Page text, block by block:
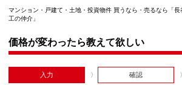
マンション・戸建て・土地・投資物件 買うなら・売るなら「長
工の仲介」
価格が変わったら教えて欲しい
入力 確認